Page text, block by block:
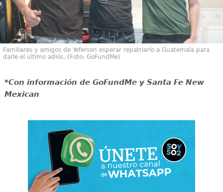
Familiares y amigos de Yeferson esperar repatriarlo a Guatemala para
darle el último adiós. (Foto: GoFundMe)
*Con información de GoFundMe y Santa Fe New
Mexican